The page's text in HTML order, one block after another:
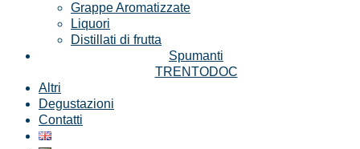
Grappe Aromatizzate
Liquori
Distillati di frutta
Spumanti
TRENTODOC
Altri
Degustazioni
Contatti